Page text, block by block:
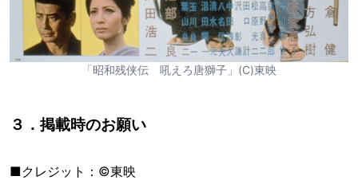
「昭和残侠伝 吼えろ唐獅子」(C)東映
３．掲載時のお願い
■クレジット：©東映